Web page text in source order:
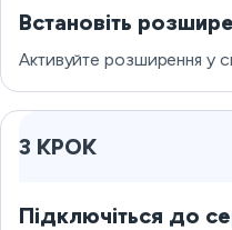
Встановіть
Активуйте розширення у
3 КРОК
Підключіться до